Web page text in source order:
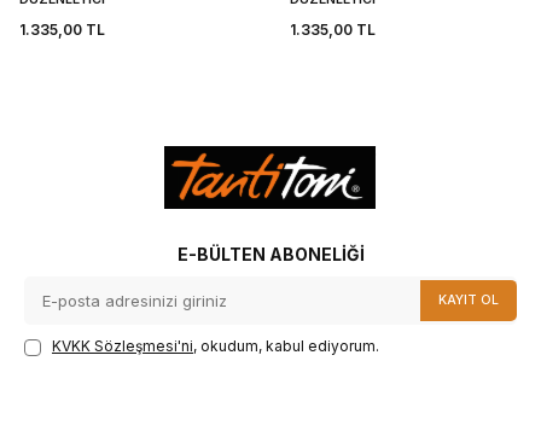
1.335,00 TL 1.335,00TL
E-BÜLTEN ABONELIĞI
KAYIT OL
KVKK Sözleşmesi'ni, okudum, kabul ediyorum.